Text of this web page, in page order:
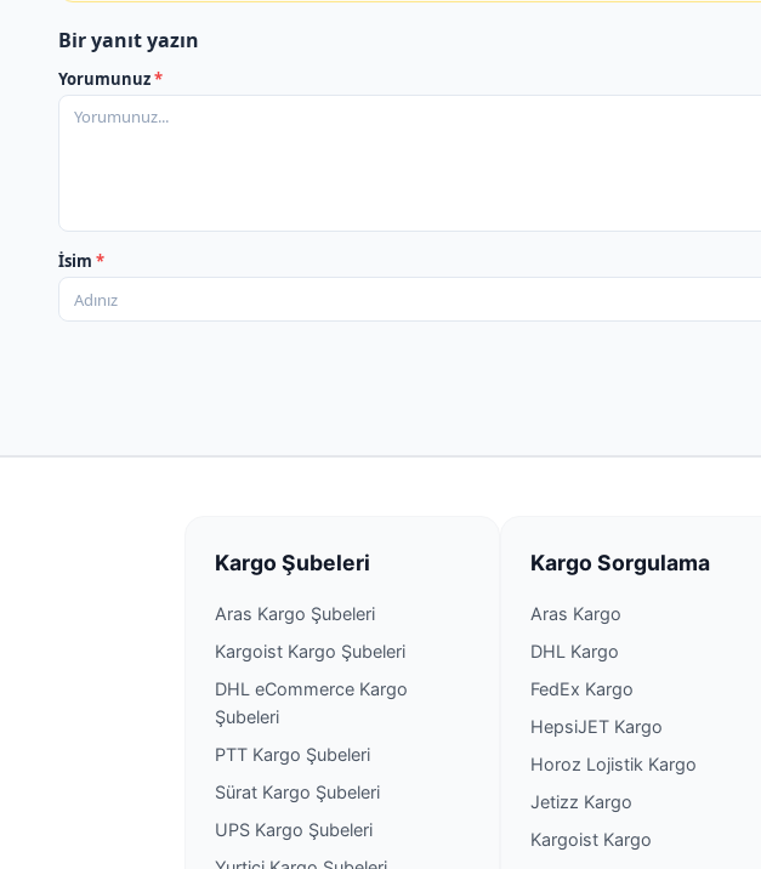
Bir yanıt yazın
Yorumunuz*
İsim *
Kargo Şubeleri
Aras Kargo Şubeleri
Kargoist Kargo Şubeleri
DHL eCommerce Kargo
Şubeleri
PTT Kargo Şubeleri
Sürat Kargo Şubeleri
UPS Kargo Şubeleri
Kargo Sorgulama
Aras Kargo
DHL Kargo
FedEx Kargo
HepsiJET Kargo
Horoz Lojistik Kargo
Jetizz Kargo
Kargoist Kargo